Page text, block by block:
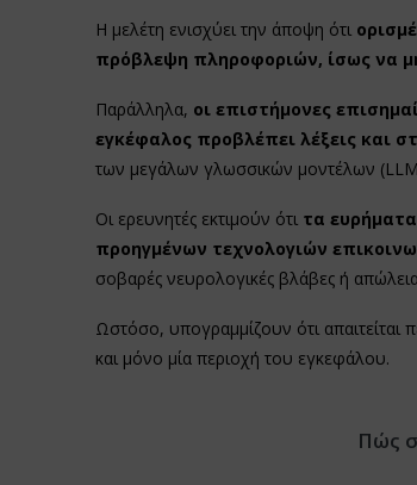
Η μελέτη ενισχύει την άποψη ότι
πρόβλεψη πληροφοριών, ίσως να
Παράλληλα, οι επιστήμονες
εγκέφαλος προβλέπει λέξεις και
των μεγάλων γλωσσικών μοντέλων
Οι ερευνητές εκτιμούν ότι τα
προηγμένων τεχνολογιών
σοβαρές νευρολογικές βλάβες ή
Ωστόσο, υπογραμμίζουν ότι
και μόνο μία περιοχή του εγκεφάλου.
Πώς